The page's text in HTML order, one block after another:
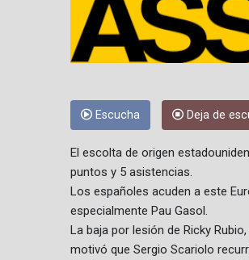
Escucha Deja de
El escolta de origen
puntos y 5 asistencias.
Los españoles acuden a este
especialmente Pau Gasol.
La baja por lesión de Ricky
motivó que Sergio Scariolo